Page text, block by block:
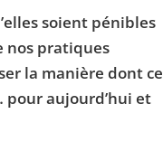
soient pénibles
nos pratiques
la manière dont ce
pour aujourd’hui et